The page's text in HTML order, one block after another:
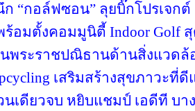
ก “กอล์ฟซอน” ลุยบิ๊กโปรเจกต์
อมตั้งคอมมูนิตี้ Indoor Golf
พระราชปณิธานด้านสิ่งแวดล้
เสริมสร้างสุขภาวะที่ดี
เดียวจบ หยิบแชมป์ เอดีที บา